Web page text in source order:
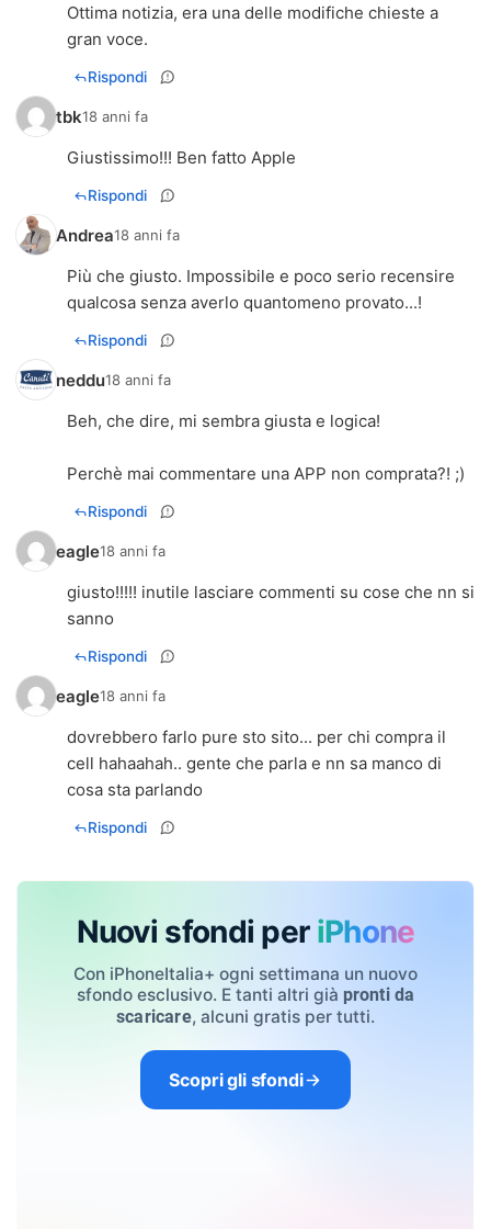
Ottima notizia, era una delle modifiche chieste a
gran voce.
Rispondi
tbk18 anni fa
Giustissimo!!! Ben fatto Apple
Rispondi
Andrea18 anni fa
Più che giusto. Impossibile e poco serio recensire
qualcosa senza averlo quantomeno provato...!
Rispondi
neddu18 anni fa
Beh, che dire, mi sembra giusta e logica!
Perchè mai commentare una APP non comprata?! ;)
Rispondi
eagle18 anni fa
giusto!!!!! inutile lasciare commenti su cose che nn si
sanno
Rispondi
eagle18 anni fa
dovrebbero farlo pure sto sito... per chi compra il
cell hahaahah.. gente che parla e nn sa manco di
cosa sta parlando
Rispondi
Nuovi sfondi per iPhone
Con iPhoneItalia+ ogni settimana un nuovo
sfondo esclusivo. E tanti altri già pronti da
scaricare, alcuni gratis per tutti.
Scopri gli sfondi